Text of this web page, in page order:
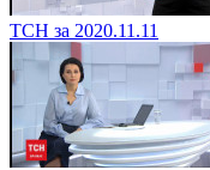
ТСН за 2020.11.11